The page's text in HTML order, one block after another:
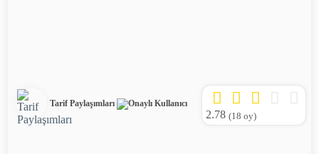
Tarif Paylaşımları
2.78 (18 oy)